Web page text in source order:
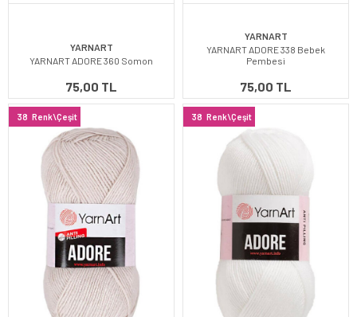
YARNART
YARNART ADORE 360 Somon
75,00 TL
YARNART
YARNART ADORE 338 Bebek
Pembesi
75,00 TL
38 Renk\Çeşit 38 Renk\Çeşit